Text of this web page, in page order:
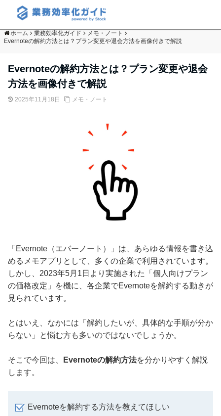
ホーム 業務効率化ガイド
メモ・ノート
Evernoteの解約方法とは？プラン変更や退会方法を画像付きで解説
Evernoteの解約方法とは？プラン変更や退会
方法を画像付きで解説
2025年11月18日 メモ・ノート
「Evernote（エバーノート）」は、あらゆる情報を書き込
めるメモアプリとして、多くの企業で利用されています。
しかし、2023年5月1日より実施された「個人向けプラン
の価格改定」を機に、各企業でEvernoteを解約する動きが
見られています。
とはいえ、なかには「解約したいが、具体的な手順が分か
らない」と悩む方も多いのではないでしょうか。
そこで今回は、 Evernoteの解約方法を分かりやすく解説
します。
Evernoteを解約する方法を教えてほしい